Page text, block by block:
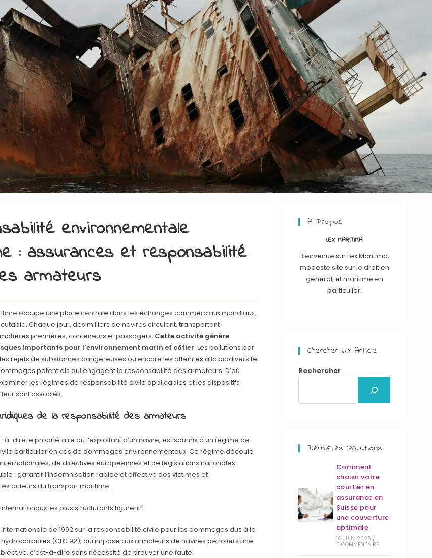
environnementale
: assurances et responsabilité
armateurs
occupe une place centrale dans les échanges commerciaux mondiaux,
Chaque jour, des milliers de navires circulent, transportant
premières, conteneurs et passagers. Cette activité génère
importants pour l’environnement marin et côtier. Les pollutions par
rejets de substances dangereuses ou encore les atteintes à la biodiversité
potentiels qui engagent la responsabilité des armateurs. D’où
les régimes de responsabilité civile applicables et les dispositifs
sont associés.
de la responsabilité des armateurs
à-dire le propriétaire ou l’exploitant d’un navire, est soumis à un régime de
particulier en cas de dommages environnementaux. Ce régime découle
de directives européennes et de législations nationales.
: garantir l’indemnisation rapide et effective des victimes et
acteurs du transport maritime.
les plus structurants figurent :
internationale de 1992 sur la responsabilité civile pour les dommages dus à la
(CLC 92), qui impose aux armateurs de navires pétroliers une
c’est-à-dire sans nécessité de prouver une faute.
A Propos
LEX MARITIMA
Bienvenue sur Lex Maritima,
modeste site sur le droit en
général, et maritime en
particulier.
Chercher Un Article
Rechercher
Dernières Parutions
Comment
choisir votre
courtier en
assurance en
Suisse pour
une couverture
optimale
16 JUIN 2026 /
0 COMMENTAIRE